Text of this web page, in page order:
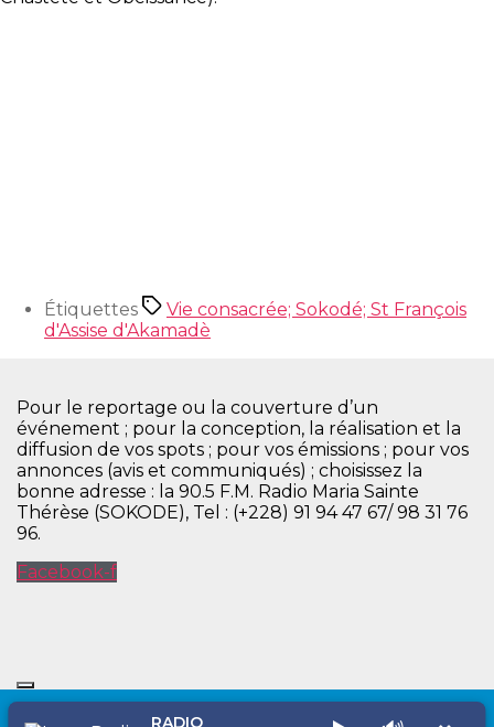
Étiquettes
Vie consacrée; Sokodé; St François
d'Assise d'Akamadè
Pour le reportage ou la couverture d’un
événement ; pour la conception, la réalisation et la
diffusion de vos spots ; pour vos émissions ; pour vos
annonces (avis et communiqués) ; choisissez la
bonne adresse : la 90.5 F.M. Radio Maria Sainte
Thérèse (SOKODE), Tel : (+228) 91 94 47 67/ 98 31 76
96.
Facebook-f
RADIO